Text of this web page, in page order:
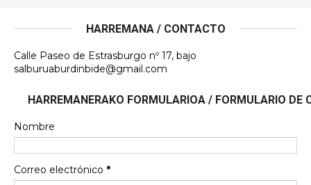
HARREMANA / CONTACTO
Calle Paseo de Estrasburgo nº 17, bajo
salburuaburdinbide@gmail.com
HARREMANERAKO FORMULARIOA / FORMULARIO DE
Nombre
Correo electrónico *